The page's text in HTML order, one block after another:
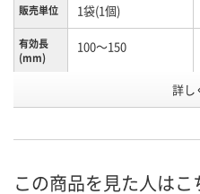
販売単位 1袋(1個)
有効長
(mm)
100～150
詳し
この商品を見た人は